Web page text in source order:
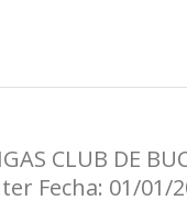
CLUB DE
Fecha: 01/01/